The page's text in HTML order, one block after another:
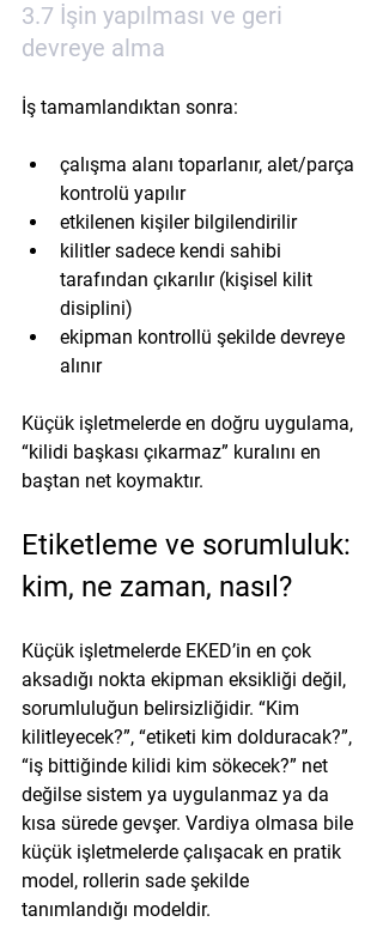
3.7 İşin yapılması ve geri
devreye alma
İş tamamlandıktan sonra:
çalışma alanı toparlanır, alet/parça
kontrolü yapılır
etkilenen kişiler bilgilendirilir
kilitler sadece kendi sahibi
tarafından çıkarılır (kişisel kilit
disiplini)
ekipman kontrollü şekilde devreye
alınır
Küçük işletmelerde en doğru uygulama,
“kilidi başkası çıkarmaz” kuralını en
baştan net koymaktır.
Etiketleme ve sorumluluk:
kim, ne zaman, nasıl?
Küçük işletmelerde EKED’in en çok
aksadığı nokta ekipman eksikliği değil,
sorumluluğun belirsizliğidir. “Kim
kilitleyecek?”, “etiketi kim dolduracak?”,
“iş bittiğinde kilidi kim sökecek?” net
değilse sistem ya uygulanmaz ya da
kısa sürede gevşer. Vardiya olmasa bile
küçük işletmelerde çalışacak en pratik
model, rollerin sade şekilde
tanımlandığı modeldir.